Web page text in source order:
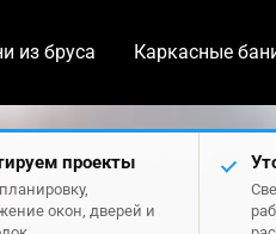
из бруса Каркасные
проекты
окон, дверей и